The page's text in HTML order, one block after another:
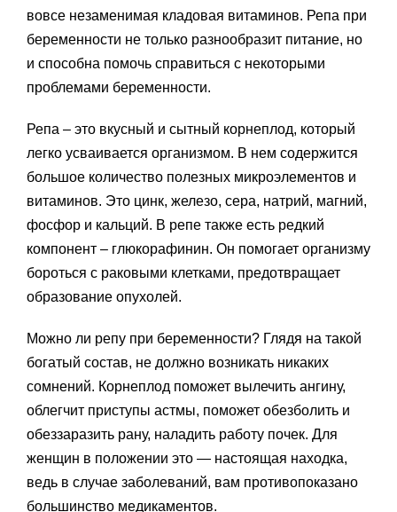
вовсе незаменимая кладовая витаминов. Репа при
беременности не только разнообразит питание, но
и способна помочь справиться с некоторыми
проблемами беременности.
Репа – это вкусный и сытный корнеплод, который
легко усваивается организмом. В нем содержится
большое количество полезных микроэлементов и
витаминов. Это цинк, железо, сера, натрий, магний,
фосфор и кальций. В репе также есть редкий
компонент – глюкорафинин. Он помогает организму
бороться с раковыми клетками, предотвращает
образование опухолей.
Можно ли репу при беременности? Глядя на такой
богатый состав, не должно возникать никаких
сомнений. Корнеплод поможет вылечить ангину,
облегчит приступы астмы, поможет обезболить и
обеззаразить рану, наладить работу почек. Для
женщин в положении это — настоящая находка,
ведь в случае заболеваний, вам противопоказано
большинство медикаментов.